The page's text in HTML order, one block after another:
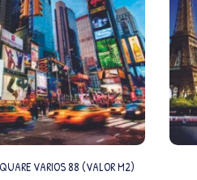
VARIOS 88 (VALOR M2)